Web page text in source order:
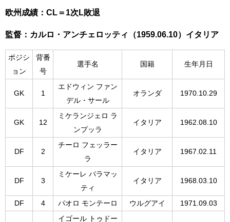
欧州成績：CL＝1次L敗退
監督：カルロ・アンチェロッティ（1959.06.10）イタリア
ポジシ
ョン
背番
号
選手名 国籍 生年月日
GK 1
エドウィン ファン
デル・サール
オランダ 1970.10.29
GK 12
ミケランジェロ ラ
ンプッラ
イタリア 1962.08.10
DF 2
チーロ フェッラー
ラ
イタリア 1967.02.11
DF 3
ミケーレ パラマッ
ティ
イタリア 1968.03.10
DF 4 パオロ モンテーロ ウルグアイ 1971.09.03
イゴール トゥドー